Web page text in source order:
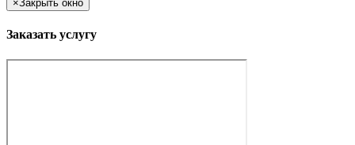
×Закрыть окно
Заказать услугу